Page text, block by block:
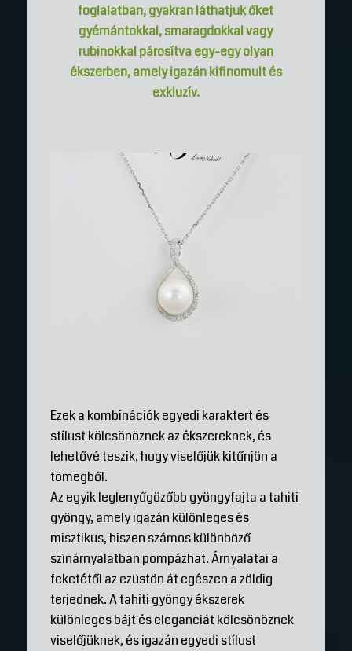
foglalatban, gyakran láthatjuk őket
gyémántokkal, smaragdokkal vagy
rubinokkal párosítva egy-egy olyan
ékszerben, amely igazán kifinomult és
exkluzív.
Ezek a kombinációk egyedi karaktert és
stílust kölcsönöznek az ékszereknek, és
lehetővé teszik, hogy viselőjük kitűnjön a
tömegből.
Az egyik leglenyűgözőbb gyöngyfajta a tahiti
gyöngy, amely igazán különleges és
misztikus, hiszen számos különböző
színárnyalatban pompázhat. Árnyalatai a
feketétől az ezüstön át egészen a zöldig
terjednek. A tahiti gyöngy ékszerek
különleges bájt és eleganciát kölcsönöznek
viselőjüknek, és igazán egyedi stílust